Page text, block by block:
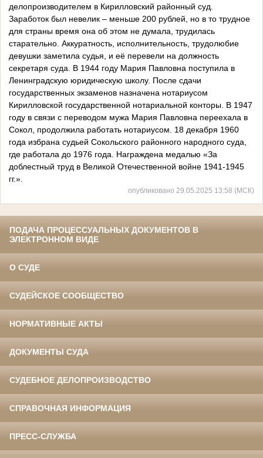
делопроизводителем в Кирилловский районный суд.
Заработок был невелик – меньше 200 рублей, но в то трудное
для страны время она об этом не думала, трудилась
старательно. Аккуратность, исполнительность, трудолюбие
девушки заметила судья, и её перевели на должность
секретаря суда. В 1944 году Мария Павловна поступила в
Ленинградскую юридическую школу. После сдачи
государственных экзаменов назначена нотариусом
Кирилловской государственной нотариальной конторы. В 1947
году в связи с переводом мужа Мария Павловна переехала в
Сокол, продолжила работать нотариусом. 18 декабря 1960
года избрана судьей Сокольского районного народного суда,
где работала до 1976 года. Награждена медалью «За
доблестный труд в Великой Отечественной войне 1941-1945
гг.».
опубликовано 29.05.2025 13:58 (МСК)
ПОДАЧА ПРОЦЕССУАЛЬНЫХ ДОКУМЕНТОВ В
ЭЛЕКТРОННОМ ВИДЕ
О СУДЕ
СУДЕЙСКОЕ СООБЩЕСТВО
НОРМАТИВНЫЕ АКТЫ
ДОКУМЕНТЫ СУДА
СУДЕБНОЕ ДЕЛОПРОИЗВОДСТВО
СПРАВОЧНАЯ ИНФОРМАЦИЯ
ПРЕСС-СЛУЖБА